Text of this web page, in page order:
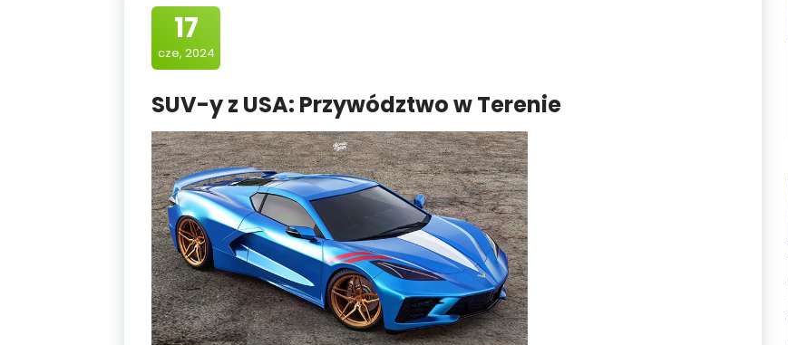
17
cze, 2024
SUV-y z USA: Przywództwo w Terenie